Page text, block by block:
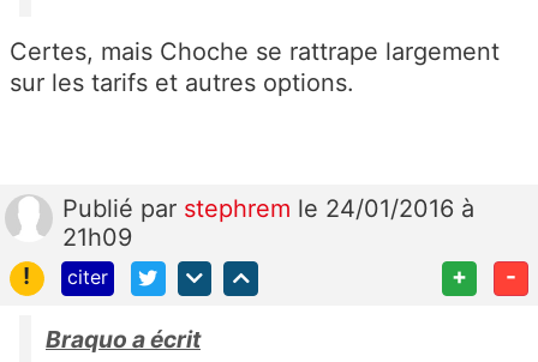
Certes, mais Choche se rattrape largement
sur les tarifs et autres options.
Publié par stephrem le 24/01/2016 à
21h09
!
citer + -
Braquo a écrit